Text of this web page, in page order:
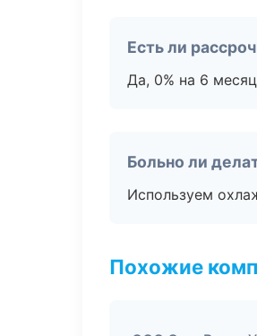
Есть ли
Да, 0% на 6
Больно ли
Используем
Похожие